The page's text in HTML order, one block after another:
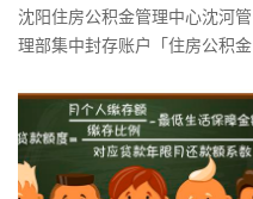
沈阳住房公积金管理中心沈河管
理部集中封存账户「住房公积金